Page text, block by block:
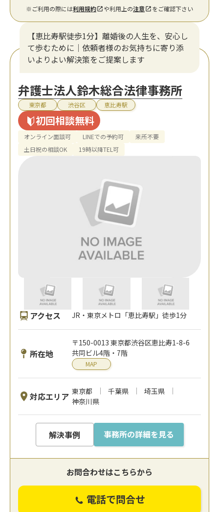
※ご利用の際には利用規約 や利用上の注意 をご確認下さい
【恵比寿駅徒歩1分】離婚後の人生を、安心し
て歩むために｜依頼者様のお気持ちに寄り添
いよりよい解決策をご提案します
弁護士法人鈴木総合法律事務所
東京都 渋谷区 恵比寿駅
初回相談無料
オンライン面談可 LINEでの予約可
来所不要
土日祝の相談OK
19時以降TEL可
アクセス JR・東京メトロ「恵比寿駅」徒歩1分
所在地
〒150-0013 東京都渋谷区恵比寿1-8-6
共同ビル4階・7階
MAP
対応エリア 東京都 千葉県
埼玉県
神奈川県
解決事例 事務所の詳細を見る
お問合わせはこちらから
電話で問合せ